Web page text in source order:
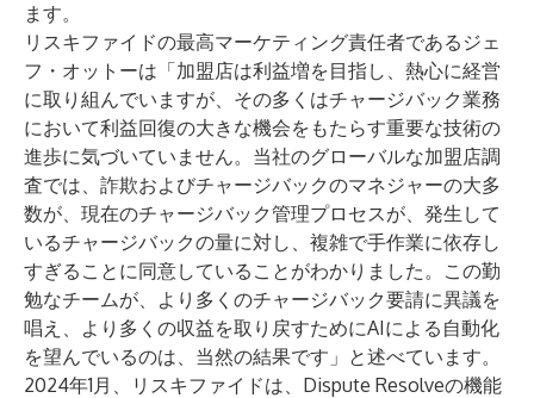
ます。
リスキファイドの最高マーケティング責任者であるジェ
フ・オットーは「加盟店は利益増を目指し、熱心に経営
に取り組んでいますが、その多くはチャージバック業務
において利益回復の大きな機会をもたらす重要な技術の
進歩に気づいていません。当社のグローバルな加盟店調
査では、詐欺およびチャージバックのマネジャーの大多
数が、現在のチャージバック管理プロセスが、発生して
いるチャージバックの量に対し、複雑で手作業に依存し
すぎることに同意していることがわかりました。この勤
勉なチームが、より多くのチャージバック要請に異議を
唱え、より多くの収益を取り戻すためにAIによる自動化
を望んでいるのは、当然の結果です」と述べています。
2024年1月、リスキファイドは、 Dispute Resolveの機能